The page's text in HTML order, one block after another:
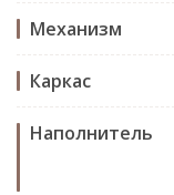
Механизм
Каркас
Наполнитель